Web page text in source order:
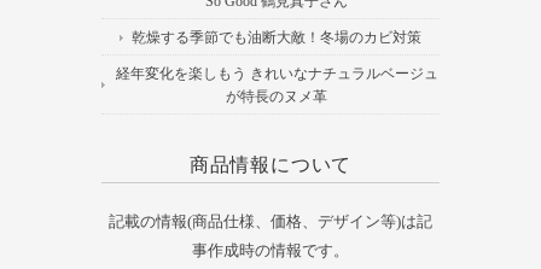
乾燥する季節でも油断大敵！冬場のカビ対策
経年変化を楽しもう きれいなナチュラルベージュ
が特長のヌメ革
商品情報について
記載の情報(商品仕様、価格、デザイン等)は記
事作成時の情報です。